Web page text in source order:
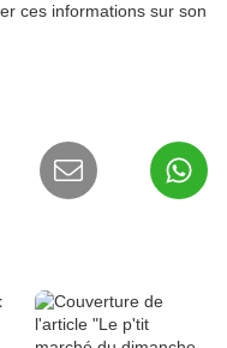
ces informations sur son